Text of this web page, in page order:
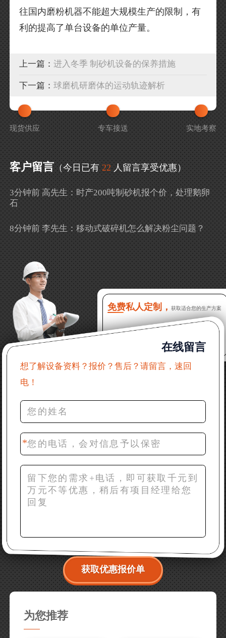
往国内磨粉机器不能超大规模生产的限制，有
利的提高了单台设备的单位产量。
上一篇：进入冬季 制砂机设备的保养措施
下一篇：球磨机研磨体的运动轨迹解析
现货供应 专车接送 实地考察
客户留言 （今日已有 22 人留言享受优惠）
3分钟前 高先生：时产200吨制砂机报个价，处理鹅卵
石
8分钟前 李先生：移动式破碎机怎么解决粉尘问题？
吗？
16分钟前 程先生：破碎生产线出个方案及报价，有什
么售后服务？
22分钟前 郑女士：想了解时产500吨锤破，加工石灰石
31分钟前 吴先生：成套石头破碎设备有吗？给个详细
产品资料
36分钟前 罗先生：每小时100吨左右的鄂破和反击破，
42分钟前 梁先生：膨润土磨到200目，用什么磨粉设
备？
免费私人定制， 获取适合您的生产方案
在线留言
想了解设备资料？报价？售后？请留言，速回
电！
获取优惠报价单
为您推荐